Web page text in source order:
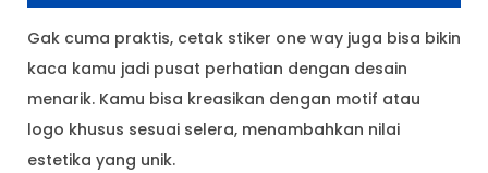
Gak cuma praktis, cetak stiker one way juga bisa bikin
kaca kamu jadi pusat perhatian dengan desain
menarik. Kamu bisa kreasikan dengan motif atau
logo khusus sesuai selera, menambahkan nilai
estetika yang unik.